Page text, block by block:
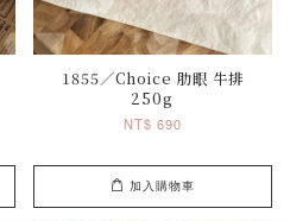
1855／Choice 肋眼 牛排
250g
NT$ 690
加入購物車